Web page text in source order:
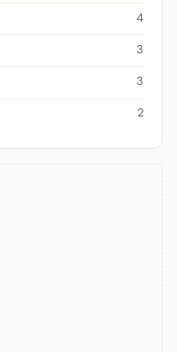
4
3
3
2